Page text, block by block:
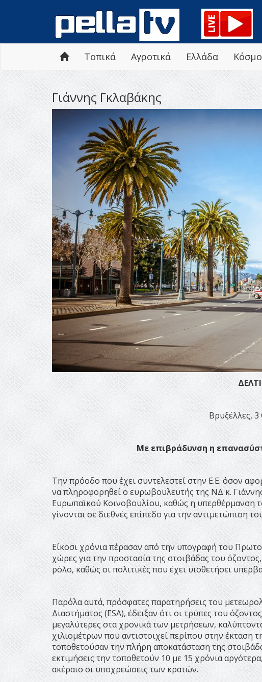
Τοπικά Αγροτικά Ελλάδα
Γιάννης Γκλαβάκης
Βρυξέλλες,
Με επιβράδυνση η
Την πρόοδο που έχει συντελεστεί στην Ε.Ε. όσον
να πληροφορηθεί ο ευρωβουλευτής της ΝΔ κ.
Ευρωπαϊκού Κοινοβουλίου, καθώς η υπερθέρμανση
γίνονται σε διεθνές επίπεδο για την αντιμετώπιση
Είκοσι χρόνια πέρασαν από την υπογραφή του
χώρες για την προστασία της στοιβάδας του
ρόλο, καθώς οι πολιτικές που έχει υιοθετήσει
Παρόλα αυτά, πρόσφατες παρατηρήσεις του
Διαστήματος (ESA), έδειξαν ότι οι τρύπες του
μεγαλύτερες στα χρονικά των μετρήσεων,
χιλιομέτρων που αντιστοιχεί περίπου στην έκταση
τοποθετούσαν την πλήρη αποκατάσταση της
εκτιμήσεις την τοποθετούν 10 με 15 χρόνια
ακέραιο οι υποχρεώσεις των κρατών.